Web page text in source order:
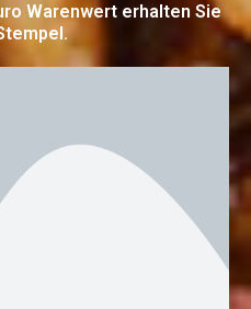
Warenwert erhalten Sie